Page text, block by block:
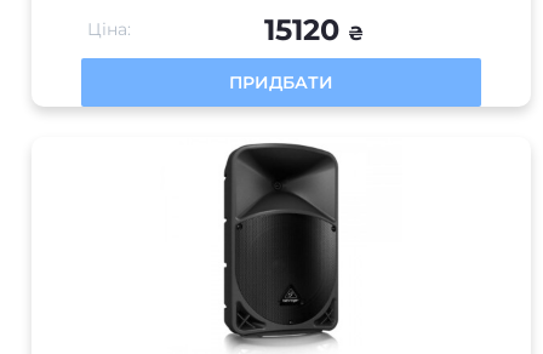
Ціна: 15120 ₴
ПРИДБАТИ